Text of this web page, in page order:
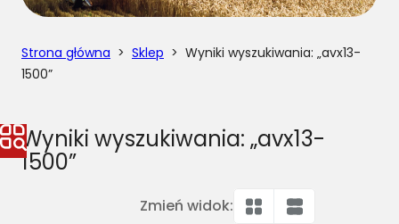
Strona główna > Sklep > Wyniki wyszukiwania: „avx13-
1500”
Wyniki wyszukiwania: „avx13-
1500”
Zmień widok: